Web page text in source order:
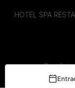
HOTEL SPA